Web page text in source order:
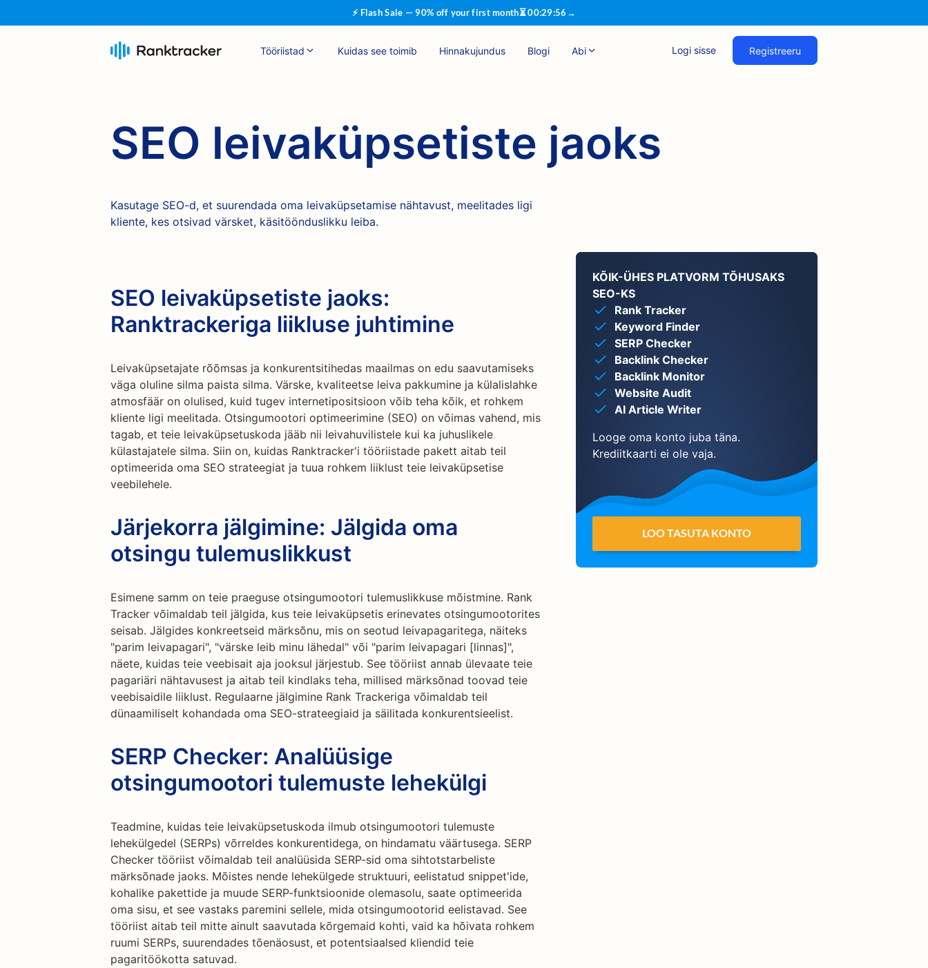
⚡ Flash Sale — 90% off your first month⏳00:29:55 →
Tööriistad Kuidas see toimib Hinnakujundus Blogi Abi Logi sisse Registreeru
SEO leivaküpsetiste jaoks
Kasutage SEO-d, et suurendada oma leivaküpsetamise nähtavust, meelitades ligi
kliente, kes otsivad värsket, käsitöönduslikku leiba.
SEO leivaküpsetiste jaoks:
Ranktrackeriga liikluse juhtimine
Leivaküpsetajate rõõmsas ja konkurentsitihedas maailmas on edu saavutamiseks
väga oluline silma paista silma. Värske, kvaliteetse leiva pakkumine ja külalislahke
atmosfäär on olulised, kuid tugev internetipositsioon võib teha kõik, et rohkem
kliente ligi meelitada. Otsingumootori optimeerimine (SEO) on võimas vahend, mis
tagab, et teie leivaküpsetuskoda jääb nii leivahuvilistele kui ka juhuslikele
külastajatele silma. Siin on, kuidas Ranktracker'i tööriistade pakett aitab teil
optimeerida oma SEO strateegiat ja tuua rohkem liiklust teie leivaküpsetise
veebilehele.
Järjekorra jälgimine: Jälgida oma
otsingu tulemuslikkust
Esimene samm on teie praeguse otsingumootori tulemuslikkuse mõistmine. Rank
Tracker võimaldab teil jälgida, kus teie leivaküpsetis erinevates otsingumootorites
seisab. Jälgides konkreetseid märksõnu, mis on seotud leivapagaritega, näiteks
"parim leivapagari", "värske leib minu lähedal" või "parim leivapagari [linnas]",
näete, kuidas teie veebisait aja jooksul järjestub. See tööriist annab ülevaate teie
pagariäri nähtavusest ja aitab teil kindlaks teha, millised märksõnad toovad teie
veebisaidile liiklust. Regulaarne jälgimine Rank Trackeriga võimaldab teil
dünaamiliselt kohandada oma SEO-strateegiaid ja säilitada konkurentsieelist.
SERP Checker: Analüüsige
otsingumootori tulemuste lehekülgi
Teadmine, kuidas teie leivaküpsetuskoda ilmub otsingumootori tulemuste
lehekülgedel (SERPs) võrreldes konkurentidega, on hindamatu väärtusega. SERP
Checker tööriist võimaldab teil analüüsida SERP-sid oma sihtotstarbeliste
märksõnade jaoks. Mõistes nende lehekülgede struktuuri, eelistatud snippet'ide,
kohalike pakettide ja muude SERP-funktsioonide olemasolu, saate optimeerida
oma sisu, et see vastaks paremini sellele, mida otsingumootorid eelistavad. See
tööriist aitab teil mitte ainult saavutada kõrgemaid kohti, vaid ka hõivata rohkem
ruumi SERPs, suurendades tõenäosust, et potentsiaalsed kliendid teie
pagaritöökotta satuvad.
KÕIK-ÜHES PLATVORM TÕHUSAKS
SEO-KS
Rank Tracker
Keyword Finder
SERP Checker
Backlink Checker
Backlink Monitor
Website Audit
AI Article Writer
Looge oma konto juba täna.
Krediitkaarti ei ole vaja.
LOO TASUTA KONTO